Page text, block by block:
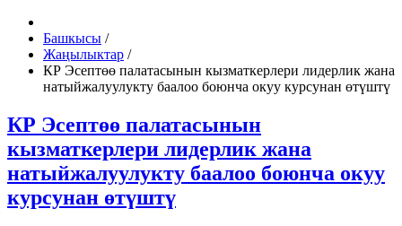
Башкысы /
Жаңылыктар /
КР Эсептөө палатасынын кызматкерлери лидерлик жана
натыйжалуулукту баалоо боюнча окуу курсунан өтүштү
КР Эсептөө палатасынын
кызматкерлери лидерлик жана
натыйжалуулукту баалоо боюнча окуу
курсунан өтүштү